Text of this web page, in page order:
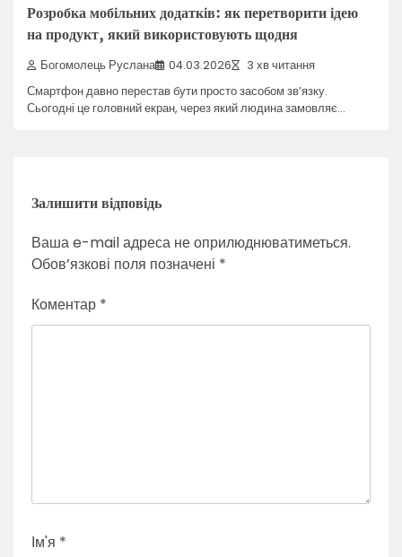
Розробка мобільних додатків: як перетворити ідею
на продукт, який використовують щодня
Богомолець Руслана 04.03.2026 3 хв читання
Смартфон давно перестав бути просто засобом зв’язку.
Сьогодні це головний екран, через який людина замовляє…
Залишити відповідь
Ваша e-mail адреса не оприлюднюватиметься.
Обов’язкові поля позначені *
Коментар *
Ім'я *